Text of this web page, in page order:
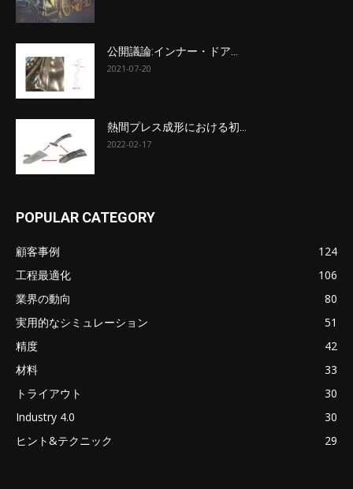
公開議論:インナー・ドア...
2021-07-20
熱間プレス成形における初...
2022-02-17
POPULAR CATEGORY
顧客事例
124
工程最適化
106
業界の動向
80
実用的なシミュレーション
51
精度
42
材料
33
トライアウト
30
Industry 4.0
30
ヒント&テクニック
29